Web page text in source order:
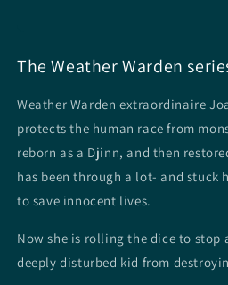
The Weather Warden
Weather Warden extraordinaire
protects the human race from
reborn as a Djinn, and then
has been through a lot- and stuck
to save innocent lives.
Now she is rolling the dice to
deeply disturbed kid from